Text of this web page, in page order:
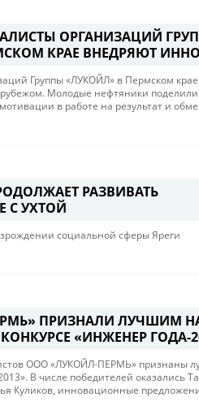
ОРГАНИЗАЦИЙ
КРАЕ ВНЕДРЯЮТ
Группы «ЛУКОЙЛ» в Пермском крае
Молодые нефтяники
в работе на результат и
РАЗВИВАТЬ
С УХТОЙ
социальной сферы Яреги
ПРИЗНАЛИ ЛУЧШИМ
«ИНЖЕНЕР ГОДА-
ООО «ЛУКОЙЛ-ПЕРМЬ» признаны
В числе победителей оказались
Куликов, инновационные